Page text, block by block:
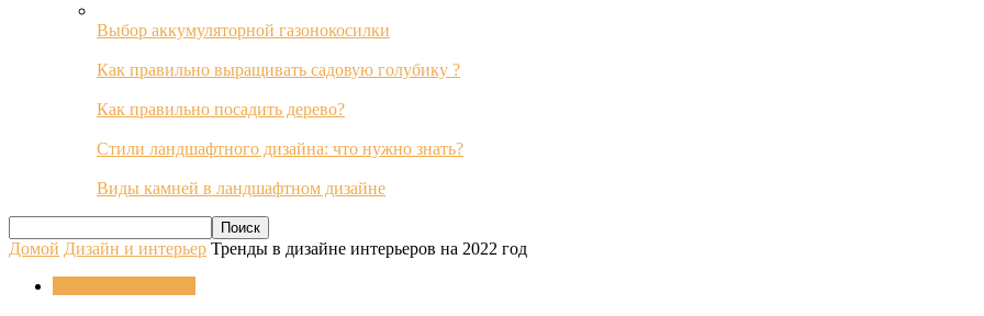
Выбор аккумуляторной газонокосилки
Как правильно выращивать садовую голубику ?
Как правильно посадить дерево?
Стили ландшафтного дизайна: что нужно знать?
Виды камней в ландшафтном дизайне
Домой Дизайн и интерьер Тренды в дизайне интерьеров на 2022 год